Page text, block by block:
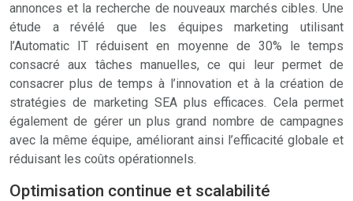
annonces et la recherche de nouveaux marchés cibles. Une
étude a révélé que les équipes marketing utilisant
l’Automatic IT réduisent en moyenne de 30% le temps
consacré aux tâches manuelles, ce qui leur permet de
consacrer plus de temps à l’innovation et à la création de
stratégies de marketing SEA plus efficaces. Cela permet
également de gérer un plus grand nombre de campagnes
avec la même équipe, améliorant ainsi l’efficacité globale et
réduisant les coûts opérationnels.
Optimisation continue et scalabilité